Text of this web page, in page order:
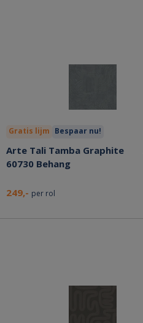
Gratis lijm Bespaar nu!
Arte Tali Tamba Graphite
60730 Behang
249,- per rol